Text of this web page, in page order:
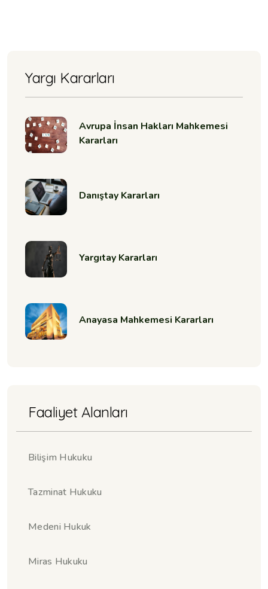
Yargı Kararları
Avrupa İnsan Hakları Mahkemesi
Kararları
Danıştay Kararları
Yargıtay Kararları
Anayasa Mahkemesi Kararları
Faaliyet Alanları
Bilişim Hukuku
Tazminat Hukuku
Medeni Hukuk
Miras Hukuku